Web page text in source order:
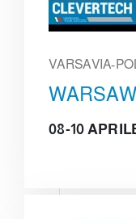
VARSAVIA-
08-10